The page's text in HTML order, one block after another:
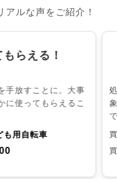
ルな声をご紹介！
らえる！
手放すことに。大事
に使ってもらえるこ
も用自転車